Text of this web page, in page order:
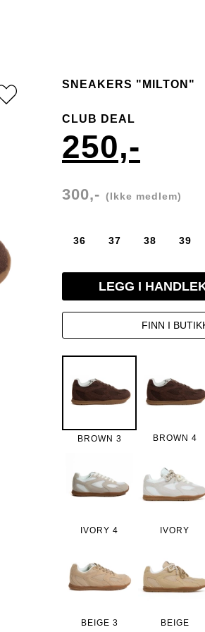
SNEAKERS "MILTON"
CLUB DEAL
250,-
300,- (Ikke medlem)
36 37 38 39
LEGG I
FINN I
BROWN 3 BROWN 4
IVORY 4 IVORY
BEIGE 3 BEIGE